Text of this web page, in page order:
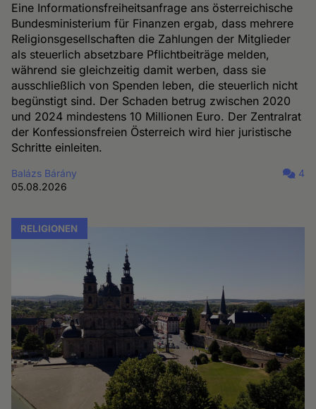
Eine Informationsfreiheitsanfrage ans österreichische
Bundesministerium für Finanzen ergab, dass mehrere
Religionsgesellschaften die Zahlungen der Mitglieder
als steuerlich absetzbare Pflichtbeiträge melden,
während sie gleichzeitig damit werben, dass sie
ausschließlich von Spenden leben, die steuerlich nicht
begünstigt sind. Der Schaden betrug zwischen 2020
und 2024 mindestens 10 Millionen Euro. Der Zentralrat
der Konfessionsfreien Österreich wird hier juristische
Schritte einleiten.
Balázs Bárány
05.08.2026
4
RELIGIONEN